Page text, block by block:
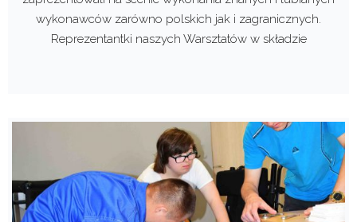
wykonawców zarówno polskich jak i zagranicznych.
Reprezentantki naszych Warsztatów w składzie